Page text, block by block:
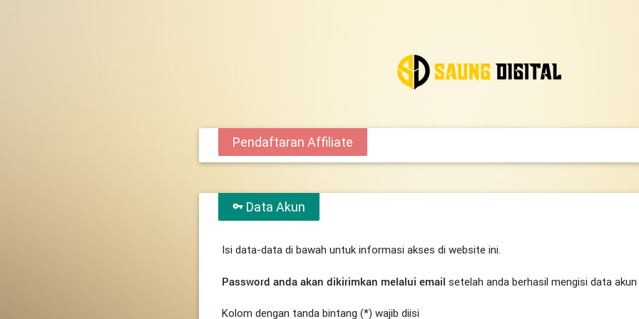
Pendaftaran Affiliate
vpn_keyData Akun
Isi data-data di bawah untuk informasi akses di website ini.
Password anda akan dikirimkan melalui email setelah anda berhasil mengisi data akun
Kolom dengan tanda bintang (*) wajib diisi